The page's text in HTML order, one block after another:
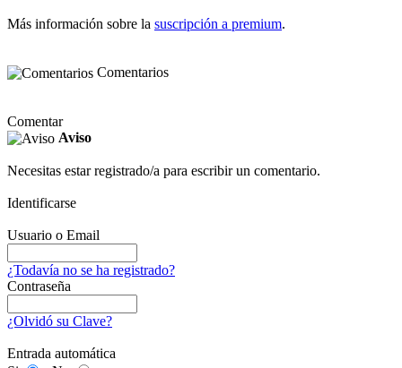
Más información sobre la suscripción a premium.
Comentarios
Comentar
Aviso
Necesitas estar registrado/a para escribir un comentario.
Identificarse
Usuario o Email
¿Todavía no se ha registrado?
Contraseña
¿Olvidó su Clave?
Entrada automática